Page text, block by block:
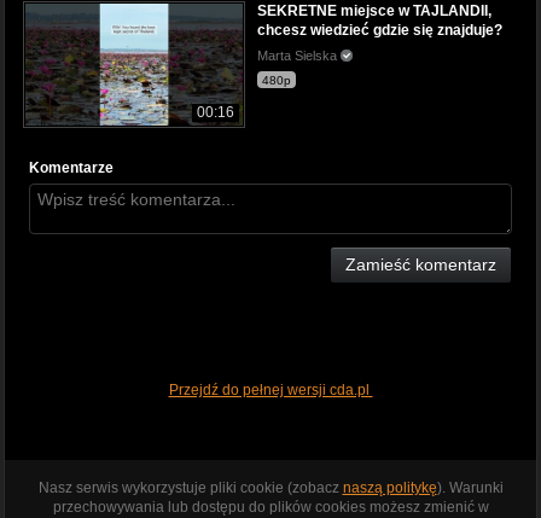
00:16
SEKRETNE miejsce w TAJLANDII,
chcesz wiedzieć gdzie się znajduje?
Marta Sielska
480p
Komentarze
Zamieść komentarz
Przejdź do pełnej wersji cda.pl
Nasz serwis wykorzystuje pliki cookie (zobacz naszą politykę). Warunki
przechowywania lub dostępu do plików cookies możesz zmienić w